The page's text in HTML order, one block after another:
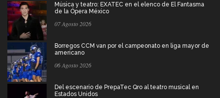
Música y teatro: EXATEC en el elenco de El Fantasma
de la Ópera México
07 Agosto 2026
Borregos CCM van por el campeonato en liga mayor de
americano
06 Agosto 2026
Del escenario de PrepaTec Qro al teatro musical en
Estados Unidos